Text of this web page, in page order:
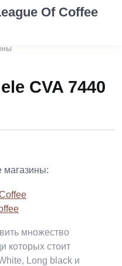
CVA 7440
магазины:
множество
которых стоит
Long black и